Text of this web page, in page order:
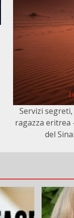
Servizi
ragazza eritrea
del